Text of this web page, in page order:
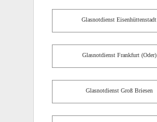
Glasnotdienst Eisenhüttenstadt
Glasnotdienst Frankfurt (Oder)
Glasnotdienst Groß Briesen